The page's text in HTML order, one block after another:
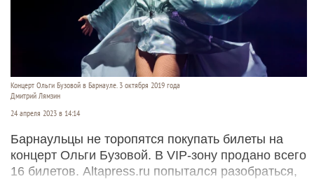
Концерт Ольги Бузовой в Барнауле. 3 октября 2019 года
Дмитрий Лямзин
24 апреля 2023 в 14:14
Барнаульцы не торопятся покупать билеты на
концерт Ольги Бузовой. В VIP-зону продано всего
16 билетов. Altapress.ru попытался разобраться,